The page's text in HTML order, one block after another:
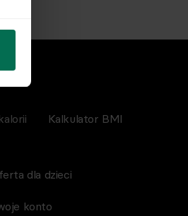
Kalkulator BMI
dla dzieci
konto